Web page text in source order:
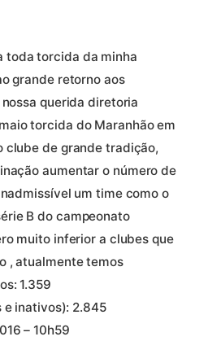
toda torcida da minha
grande retorno aos
querida diretoria
torcida do Maranhão em
clube de grande tradição,
aumentar o número de
um time como o
B do campeonato
muito inferior a clubes que
, atualmente temos
1.359
inativos): 2.845
– 10h59